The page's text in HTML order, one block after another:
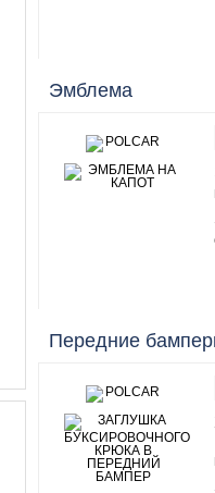
Эмблема
Передние